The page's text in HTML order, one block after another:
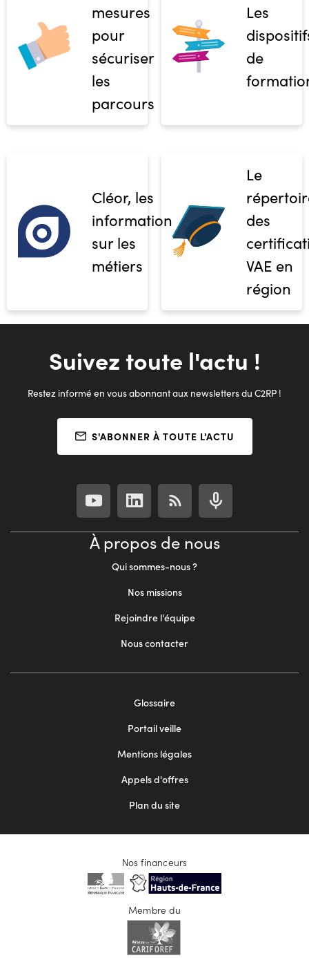
mesures
pour
sécuriser
les
parcours
Les
de
Cléor, les
informations
sur les
métiers
Le
des
VAE en
région
Suivez toute l'actu !
Restez informé en vous abonnant aux newsletters du C2RP !
S'ABONNER À TOUTE L'ACTU
À propos de nous
Qui sommes-nous ?
Nos missions
Rejoindre l'équipe
Nous contacter
Glossaire
Portail veille
Mentions légales
Appels d'offres
Plan du site
Nos financeurs
Membre du